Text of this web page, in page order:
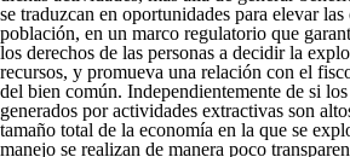
se traduzcan en oportunidades para elevar
población, en un marco regulatorio que
los derechos de las personas a decidir la
recursos, y promueva una relación con el
del bien común. Independientemente de si
generados por actividades extractivas son
tamaño total de la economía en la que se
manejo se realizan de manera poco